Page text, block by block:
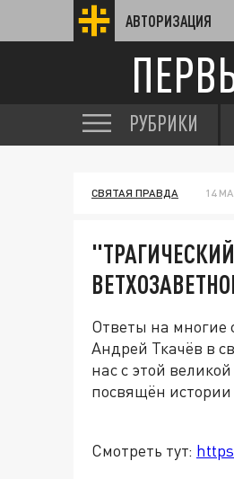
АВТОРИЗАЦИЯ
РУБРИКИ
СВЯТАЯ ПРАВДА 14
Ответы на многие
Андрей Ткачёв в
нас с этой
посвящён
Смотреть тут: